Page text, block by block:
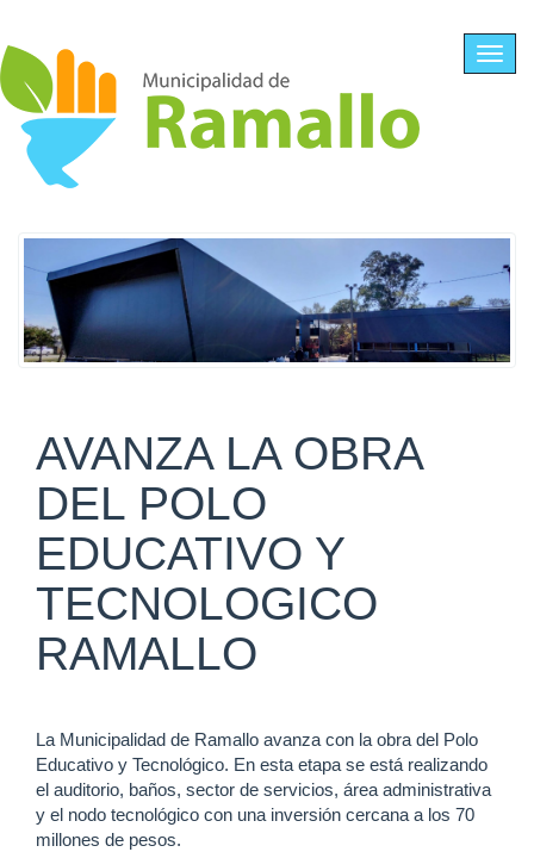
AVANZA LA OBRA
DEL POLO
EDUCATIVO Y
TECNOLOGICO
RAMALLO
La Municipalidad de Ramallo avanza con la obra del Polo
Educativo y Tecnológico. En esta etapa se está realizando
el auditorio, baños, sector de servicios, área administrativa
y el nodo tecnológico con una inversión cercana a los 70
millones de pesos.